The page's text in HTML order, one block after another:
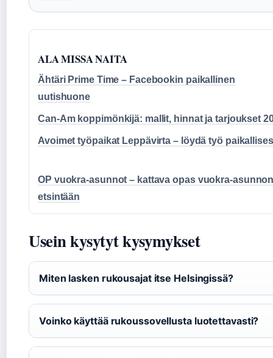
ALA MISSA NAITA
Ähtäri Prime Time – Facebookin paikallinen
uutishuone
Can-Am koppimönkijä: mallit, hinnat ja tarjoukset
Avoimet työpaikat Leppävirta – löydä työ
OP vuokra-asunnot – kattava opas vuokra-
etsintään
Usein kysytyt kysymykset
Miten lasken rukousajat itse Helsingissä?
Voinko käyttää rukoussovellusta luotettavasti?